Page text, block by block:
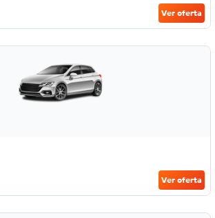
Ver oferta
Ver oferta